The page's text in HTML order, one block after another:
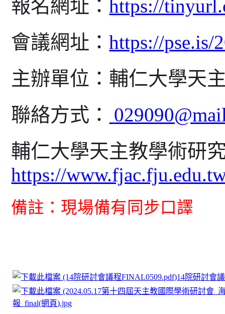
報名網址：https://
會議網址：https://pse.is/
主辦單位：輔仁大學天
聯絡方式：
輔仁大學天主教學術研
https://
備註：現場備有同步口譯
14院研討會
報_final(網頁).jpg